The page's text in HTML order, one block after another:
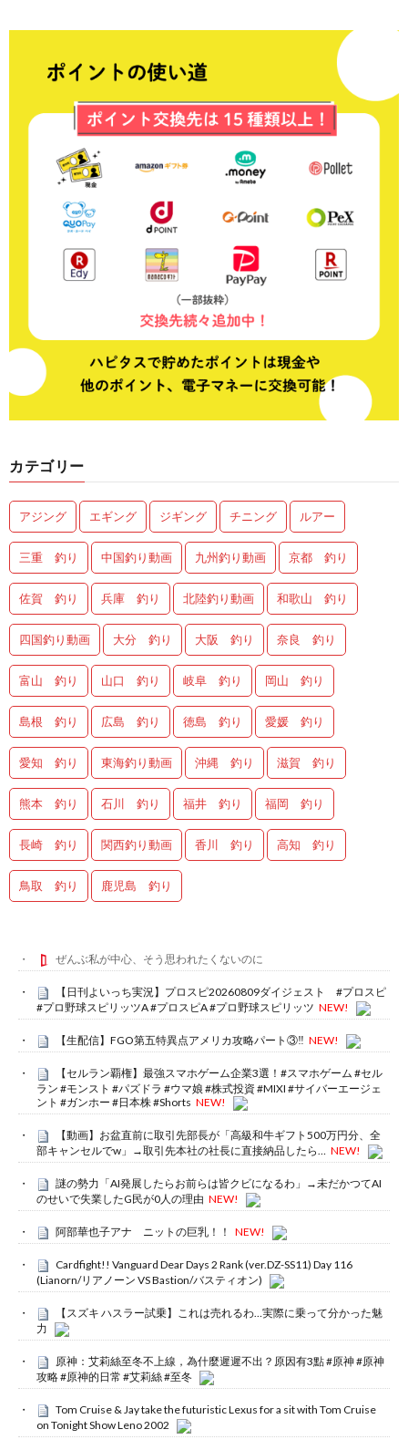
カテゴリー
アジング エギング ジギング チニング ルアー
三重 釣り 中国釣り動画 九州釣り動画 京都 釣り
佐賀 釣り 兵庫 釣り 北陸釣り動画 和歌山 釣り
四国釣り動画 大分 釣り 大阪 釣り 奈良 釣り
富山 釣り 山口 釣り 岐阜 釣り 岡山 釣り
島根 釣り 広島 釣り 徳島 釣り 愛媛 釣り
愛知 釣り 東海釣り動画 沖縄 釣り 滋賀 釣り
熊本 釣り 石川 釣り 福井 釣り 福岡 釣り
長崎 釣り 関西釣り動画 香川 釣り 高知 釣り
鳥取 釣り 鹿児島 釣り
ぜんぶ私が中心、そう思われたくないのに
【日刊よいっち実況】プロスピ20260809ダイジェスト #プロスピ
#プロ野球スピリッツA #プロスピA #プロ野球スピリッツ NEW!
【生配信】FGO第五特異点アメリカ攻略パート③‼️ NEW!
【セルラン覇権】最強スマホゲーム企業3選！#スマホゲーム #セル
ラン #モンスト #パズドラ #ウマ娘 #株式投資 #MIXI #サイバーエージェ
ント #ガンホー #日本株 #Shorts NEW!
【動画】お盆直前に取引先部長が「高級和牛ギフト500万円分、全
部キャンセルでw」→取引先本社の社長に直接納品したら… NEW!
謎の勢力「AI発展したらお前らは皆クビになるわ」→未だかつてAI
のせいで失業したG民が0人の理由 NEW!
阿部華也子アナ ニットの巨乳！！ NEW!
Cardfight!! Vanguard Dear Days 2 Rank (ver.DZ-SS11) Day 116
(Lianorn/リアノーン VS Bastion/バスティオン)
【スズキ ハスラー試乗】これは売れるわ…実際に乗って分かった魅
力
原神：艾莉絲至冬不上線，為什麼遲遲不出？原因有3點 #原神 #原神
攻略 #原神的日常 #艾莉絲 #至冬
Tom Cruise & Jay take the futuristic Lexus for a sit with Tom Cruise
on Tonight Show Leno 2002